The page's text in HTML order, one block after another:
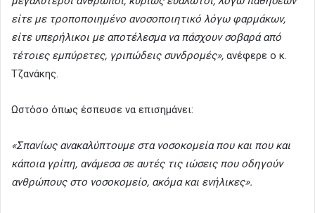
είτε με τροποποιημένο ανοσοποιητικό λόγω φαρμάκων,
είτε υπερήλικοι με αποτέλεσμα να πάσχουν σοβαρά από
τέτοιες εμπύρετες, γριπώδεις συνδρομές», ανέφερε ο κ.
Τζανάκης.
Ωστόσο όπως έσπευσε να επισημάνει:
«Σπανίως ανακαλύπτουμε στα νοσοκομεία που και που και
κάποια γρίπη, ανάμεσα σε αυτές τις ιώσεις που οδηγούν
ανθρώπους στο νοσοκομείο, ακόμα και ενήλικες».